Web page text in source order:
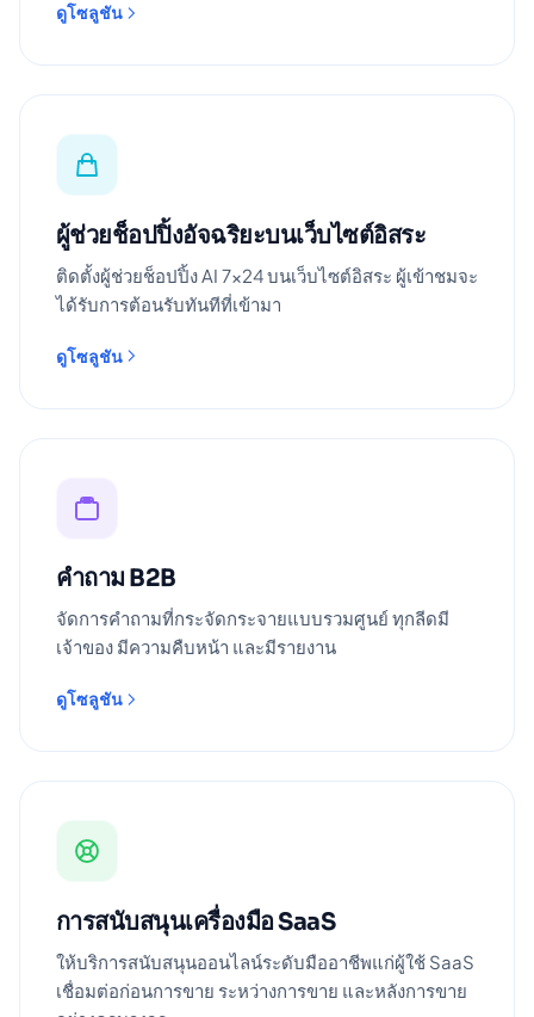
ดูโซลูชัน
ผู้ช่วยช็อปปิ้งอัจฉริยะบนเว็บไซต์อิสระ
ติดตั้งผู้ช่วยช็อปปิ้ง AI 7×24 บนเว็บไซต์อิสระ ผู้เข้าชมจะ
ได้รับการต้อนรับทันทีที่เข้ามา
ดูโซลูชัน
คำถาม B2B
จัดการคำถามที่กระจัดกระจายแบบรวมศูนย์ ทุกลีดมี
เจ้าของ มีความคืบหน้า และมีรายงาน
ดูโซลูชัน
การสนับสนุนเครื่องมือ SaaS
ให้บริการสนับสนุนออนไลน์ระดับมืออาชีพแก่ผู้ใช้ SaaS
เชื่อมต่อก่อนการขาย ระหว่างการขาย และหลังการขาย